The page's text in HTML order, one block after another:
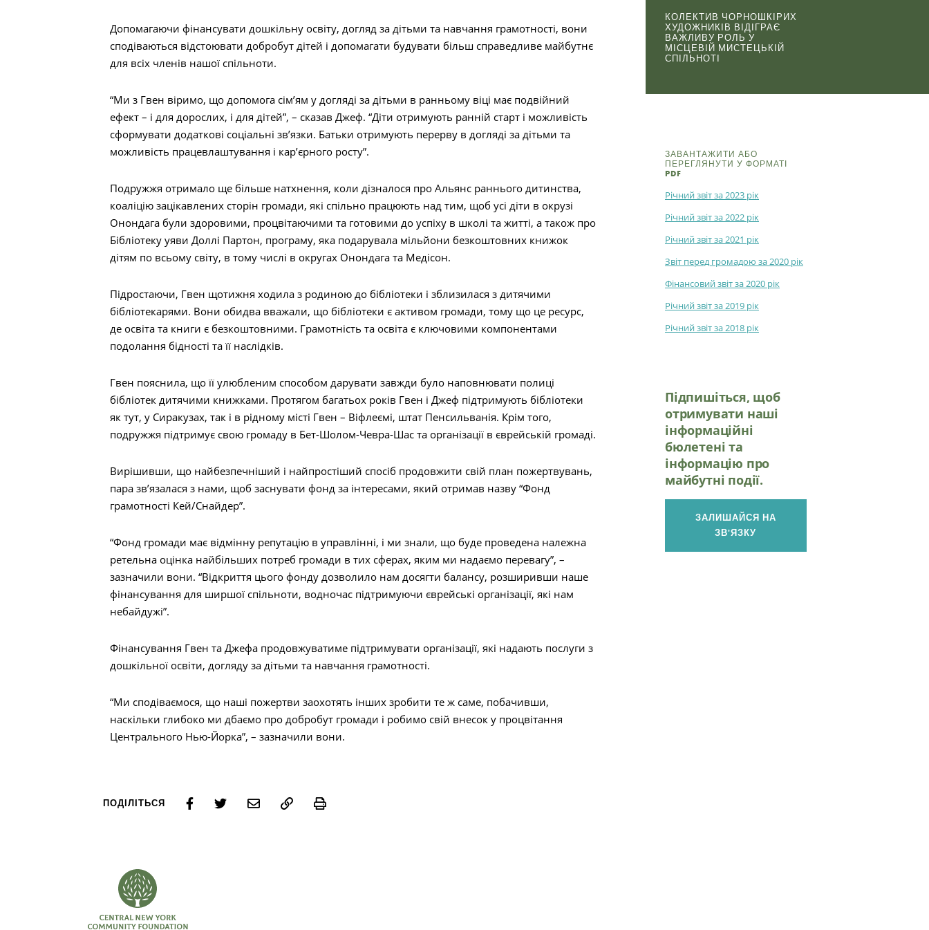
Допомагаючи фінансувати дошкільну освіту, догляд за дітьми та навчання грамотності, вони
сподіваються відстоювати добробут дітей і допомагати будувати більш справедливе майбутнє
для всіх членів нашої спільноти.
“Ми з Гвен віримо, що допомога сім’ям у догляді за дітьми в ранньому віці має подвійний
ефект – і для дорослих, і для дітей”, – сказав Джеф. “Діти отримують ранній старт і можливість
сформувати додаткові соціальні зв’язки. Батьки отримують перерву в догляді за дітьми та
можливість працевлаштування і кар’єрного росту”.
Подружжя отримало ще більше натхнення, коли дізналося про Альянс раннього дитинства,
коаліцію зацікавлених сторін громади, які спільно працюють над тим, щоб усі діти в окрузі
Онондага були здоровими, процвітаючими та готовими до успіху в школі та житті, а також про
Бібліотеку уяви Доллі Партон, програму, яка подарувала мільйони безкоштовних книжок
дітям по всьому світу, в тому числі в округах Онондага та Медісон.
Підростаючи, Гвен щотижня ходила з родиною до бібліотеки і зблизилася з дитячими
бібліотекарями. Вони обидва вважали, що бібліотеки є активом громади, тому що це ресурс,
де освіта та книги є безкоштовними. Грамотність та освіта є ключовими компонентами
подолання бідності та її наслідків.
Гвен пояснила, що її улюбленим способом дарувати завжди було наповнювати полиці
бібліотек дитячими книжками. Протягом багатьох років Гвен і Джеф підтримують бібліотеки
як тут, у Сиракузах, так і в рідному місті Гвен – Віфлеємі, штат Пенсильванія. Крім того,
подружжя підтримує свою громаду в Бет-Шолом-Чевра-Шас та організації в єврейській громаді.
Вирішивши, що найбезпечніший і найпростіший спосіб продовжити свій план пожертвувань,
пара зв’язалася з нами, щоб заснувати фонд за інтересами, який отримав назву “Фонд
грамотності Кей/Снайдер”.
“Фонд громади має відмінну репутацію в управлінні, і ми знали, що буде проведена належна
ретельна оцінка найбільших потреб громади в тих сферах, яким ми надаємо перевагу”, –
зазначили вони. “Відкриття цього фонду дозволило нам досягти балансу, розширивши наше
фінансування для ширшої спільноти, водночас підтримуючи єврейські організації, які нам
небайдужі”.
Фінансування Гвен та Джефа продовжуватиме підтримувати організації, які надають послуги з
дошкільної освіти, догляду за дітьми та навчання грамотності.
“Ми сподіваємося, що наші пожертви заохотять інших зробити те ж саме, побачивши,
наскільки глибоко ми дбаємо про добробут громади і робимо свій внесок у процвітання
Центрального Нью-Йорка”, – зазначили вони.
КОЛЕКТИВ ЧОРНОШКІРИХ
ХУДОЖНИКІВ ВІДІГРАЄ
ВАЖЛИВУ РОЛЬ У
МІСЦЕВІЙ МИСТЕЦЬКІЙ
СПІЛЬНОТІ
ЗАВАНТАЖИТИ АБО
ПЕРЕГЛЯНУТИ У ФОРМАТІ
PDF
Річний звіт за 2023 рік
Річний звіт за 2022 рік
Річний звіт за 2021 рік
Звіт перед громадою за 2020 рік
Фінансовий звіт за 2020 рік
Річний звіт за 2019 рік
Річний звіт за 2018 рік
Підпишіться, щоб
отримувати наші
інформаційні
бюлетені та
інформацію про
майбутні події.
ЗАЛИШАЙСЯ НА
ЗВ'ЯЗКУ
ПОДІЛІТЬСЯ Print